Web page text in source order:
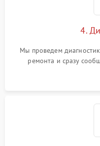
4.
Мы проведем
ремонта и сразу